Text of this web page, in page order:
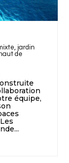
jardin
de
équipe,